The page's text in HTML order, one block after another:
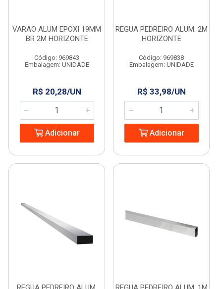
VARAO ALUM EPOXI 19MM
BR 2M HORIZONTE
Código: 969843
Embalagem: UNIDADE
R$ 20,28/UN
Adicionar
REGUA PEDREIRO ALUM. 2M
HORIZONTE
Código: 969838
Embalagem: UNIDADE
R$ 33,98/UN
Adicionar